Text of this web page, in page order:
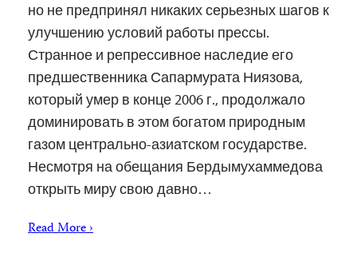
но не предпринял никаких серьезных шагов к
улучшению условий работы прессы.
Странное и репрессивное наследие его
предшественника Сапармурата Ниязова,
который умер в конце 2006 г., продолжало
доминировать в этом богатом природным
газом центрально-азиатском государстве.
Несмотря на обещания Бердымухаммедова
открыть миру свою давно…
Read More ›